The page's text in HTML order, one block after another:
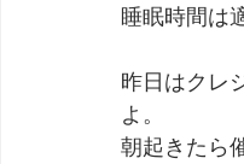
睡眠時間は
昨日はクレ
よ。
朝起きたら